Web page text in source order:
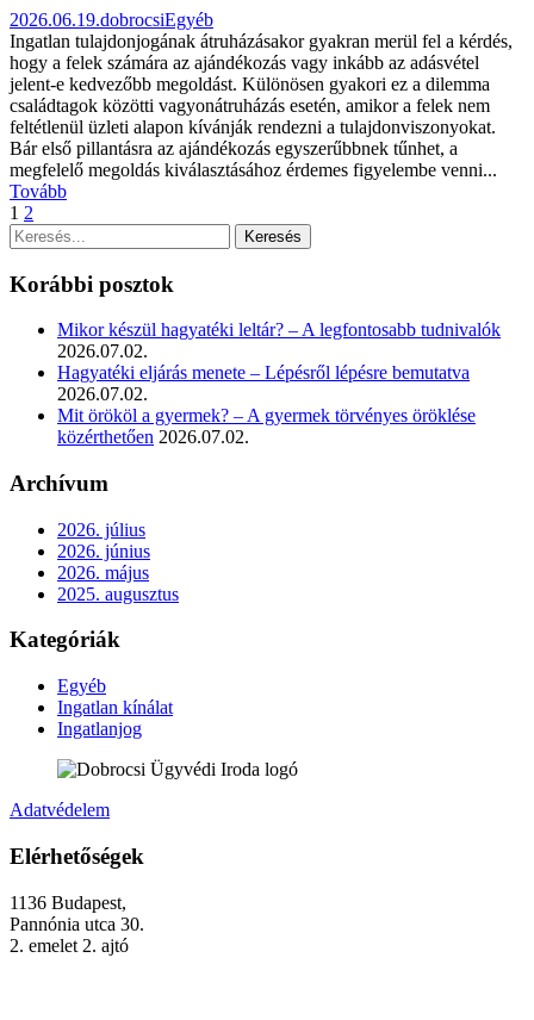
2026.06.19.dobrocsiEgyéb
Ingatlan tulajdonjogának átruházásakor gyakran merül fel a kérdés,
hogy a felek számára az ajándékozás vagy inkább az adásvétel
jelent-e kedvezőbb megoldást. Különösen gyakori ez a dilemma
családtagok közötti vagyonátruházás esetén, amikor a felek nem
feltétlenül üzleti alapon kívánják rendezni a tulajdonviszonyokat.
Bár első pillantásra az ajándékozás egyszerűbbnek tűnhet, a
megfelelő megoldás kiválasztásához érdemes figyelembe venni...
Tovább
1 2
Korábbi posztok
Mikor készül hagyatéki leltár? – A legfontosabb tudnivalók
2026.07.02.
Hagyatéki eljárás menete – Lépésről lépésre bemutatva
2026.07.02.
Mit örököl a gyermek? – A gyermek törvényes öröklése
közérthetően 2026.07.02.
Archívum
2026. július
2026. június
2026. május
2025. augusztus
Kategóriák
Egyéb
Ingatlan kínálat
Ingatlanjog
Adatvédelem
Elérhetőségek
1136 Budapest,
Pannónia utca 30.
2. emelet 2. ajtó